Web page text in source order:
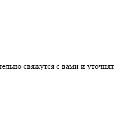
свяжутся с вами и уточнят